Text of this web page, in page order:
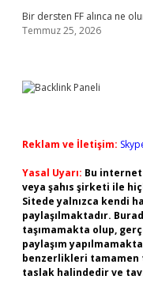
Bir dersten FF alınca ne
Temmuz 25, 2026
Reklam ve İletişim:
Yasal Uyarı: Bu
veya şahıs şirketi ile
Sitede yalnızca kendi
paylaşılmaktadır.
taşımamakta olup,
paylaşım
benzerlikleri
taslak halindedir ve